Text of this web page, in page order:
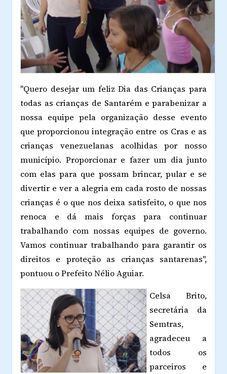
"Quero desejar um feliz Dia das Crianças para
todas as crianças de Santarém e parabenizar a
nossa equipe pela organização desse evento
que proporcionou integração entre os Cras e as
crianças venezuelanas acolhidas por nosso
município. Proporcionar e fazer um dia junto
com elas para que possam brincar, pular e se
divertir e ver a alegria em cada rosto de nossas
crianças é o que nos deixa satisfeito, o que nos
renoca e dá mais forças para continuar
trabalhando com nossas equipes de governo.
Vamos continuar trabalhando para garantir os
direitos e proteção as crianças santarenas",
pontuou o Prefeito Nélio Aguiar.
Celsa Brito,
secretária da
Semtras,
agradeceu a
todos os
parceiros e